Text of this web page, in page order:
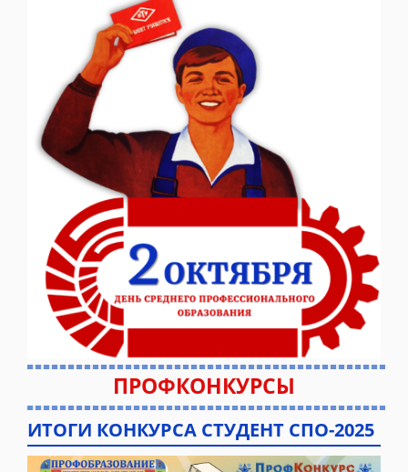
ПРОФКОНКУРСЫ
ИТОГИ КОНКУРСА СТУДЕНТ СПО-2025